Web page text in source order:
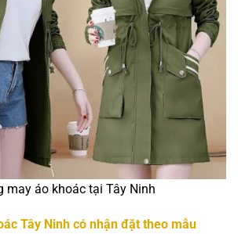
may áo khoác tại Tây Ninh
Tây Ninh có nhận đặt theo mẫu